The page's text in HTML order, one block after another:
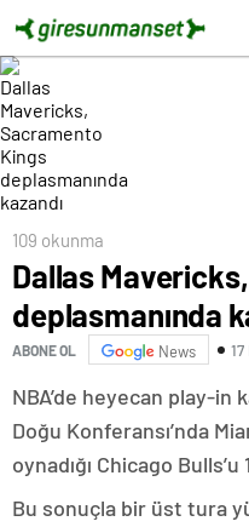
109 okunma
Dallas
deplasmanında
ABONE OL News
NBA’de heyecan play-in
Doğu Konferansı’nda
oynadığı Chicago
Bu sonuçla bir üst tura